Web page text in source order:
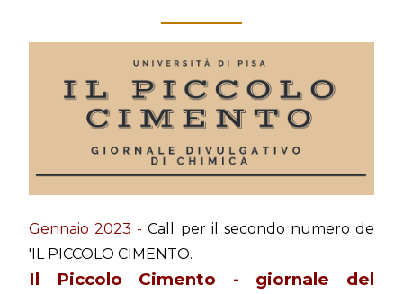
Gennaio 2023 - Call per il secondo numero de
'IL PICCOLO CIMENTO.
Il Piccolo Cimento - giornale del